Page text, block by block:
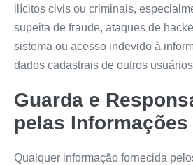
ilícitos civis ou criminais,
supeita de fraude, ataques de
sistema ou acesso indevido à
dados cadastrais de outros
Guarda e
pelas Informações
Qualquer informação fornecida